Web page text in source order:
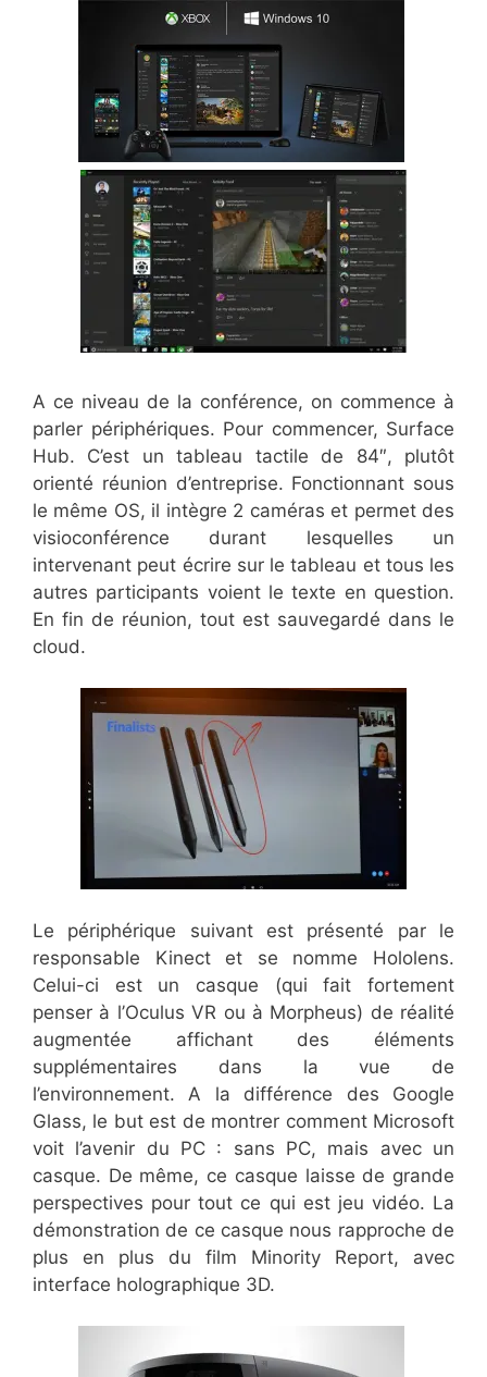
A ce niveau de la conférence, on commence à
parler périphériques. Pour commencer, Surface
Hub. C’est un tableau tactile de 84″, plutôt
orienté réunion d’entreprise. Fonctionnant sous
le même OS, il intègre 2 caméras et permet des
visioconférence durant lesquelles un
intervenant peut écrire sur le tableau et tous les
autres participants voient le texte en question.
En fin de réunion, tout est sauvegardé dans le
cloud.
Le périphérique suivant est présenté par le
responsable Kinect et se nomme Hololens.
Celui-ci est un casque (qui fait fortement
penser à l’Oculus VR ou à Morpheus) de réalité
augmentée affichant des éléments
supplémentaires dans la vue de
l’environnement. A la différence des Google
Glass, le but est de montrer comment Microsoft
voit l’avenir du PC : sans PC, mais avec un
casque. De même, ce casque laisse de grande
perspectives pour tout ce qui est jeu vidéo. La
démonstration de ce casque nous rapproche de
plus en plus du film Minority Report, avec
interface holographique 3D.